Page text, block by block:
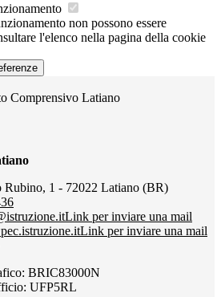
non possono essere
l'elenco nella pagina della cookie
Comprensivo Latiano
Rubino, 1 - 72022 Latiano (BR)
Link per inviare una mail
Link per inviare una mail
BRIC83000N
UFP5RL